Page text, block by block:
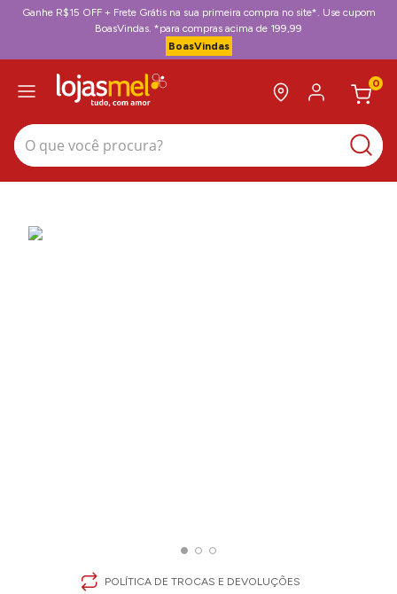
Ganhe R$15 OFF + Frete Grátis na sua primeira compra no site*. Use cupom
BoasVindas. *para compras acima de 199,99
BoasVindas
0
O que você procura?
POLÍTICA DE TROCAS E DEVOLUÇÕES